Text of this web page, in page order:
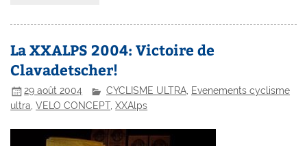
La XXALPS 2004: Victoire de
Clavadetscher!
29 août 2004 CYCLISME ULTRA, Evenements cyclisme
ultra ,VELO CONCEPT,XXAlps